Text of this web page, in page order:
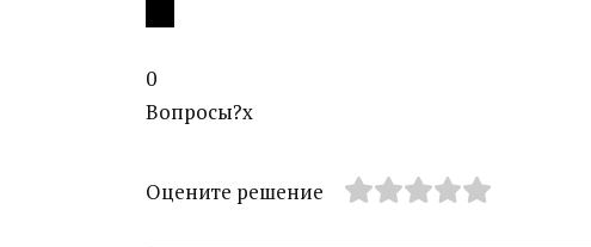
0
Вопросы?x
Оцените решение